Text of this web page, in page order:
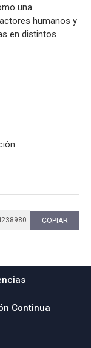
una
humanos y
en distintos
COPIAR
Continua